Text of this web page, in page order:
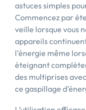
astuces simples
Commencez par
veille lorsque vous
appareils
l’énergie même
éteignant
des multiprises
ce gaspillage